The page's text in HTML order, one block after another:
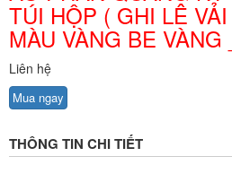
TÚI HỘP ( GHI LÊ
MÀU VÀNG BE VÀNG
Liên hệ
Mua ngay
THÔNG TIN CHI TIẾT